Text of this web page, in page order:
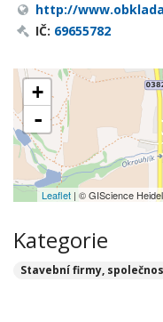
http://
IČ: 69655782
+
-
Leaflet | © GIScience
Kategorie
Stavební firmy,